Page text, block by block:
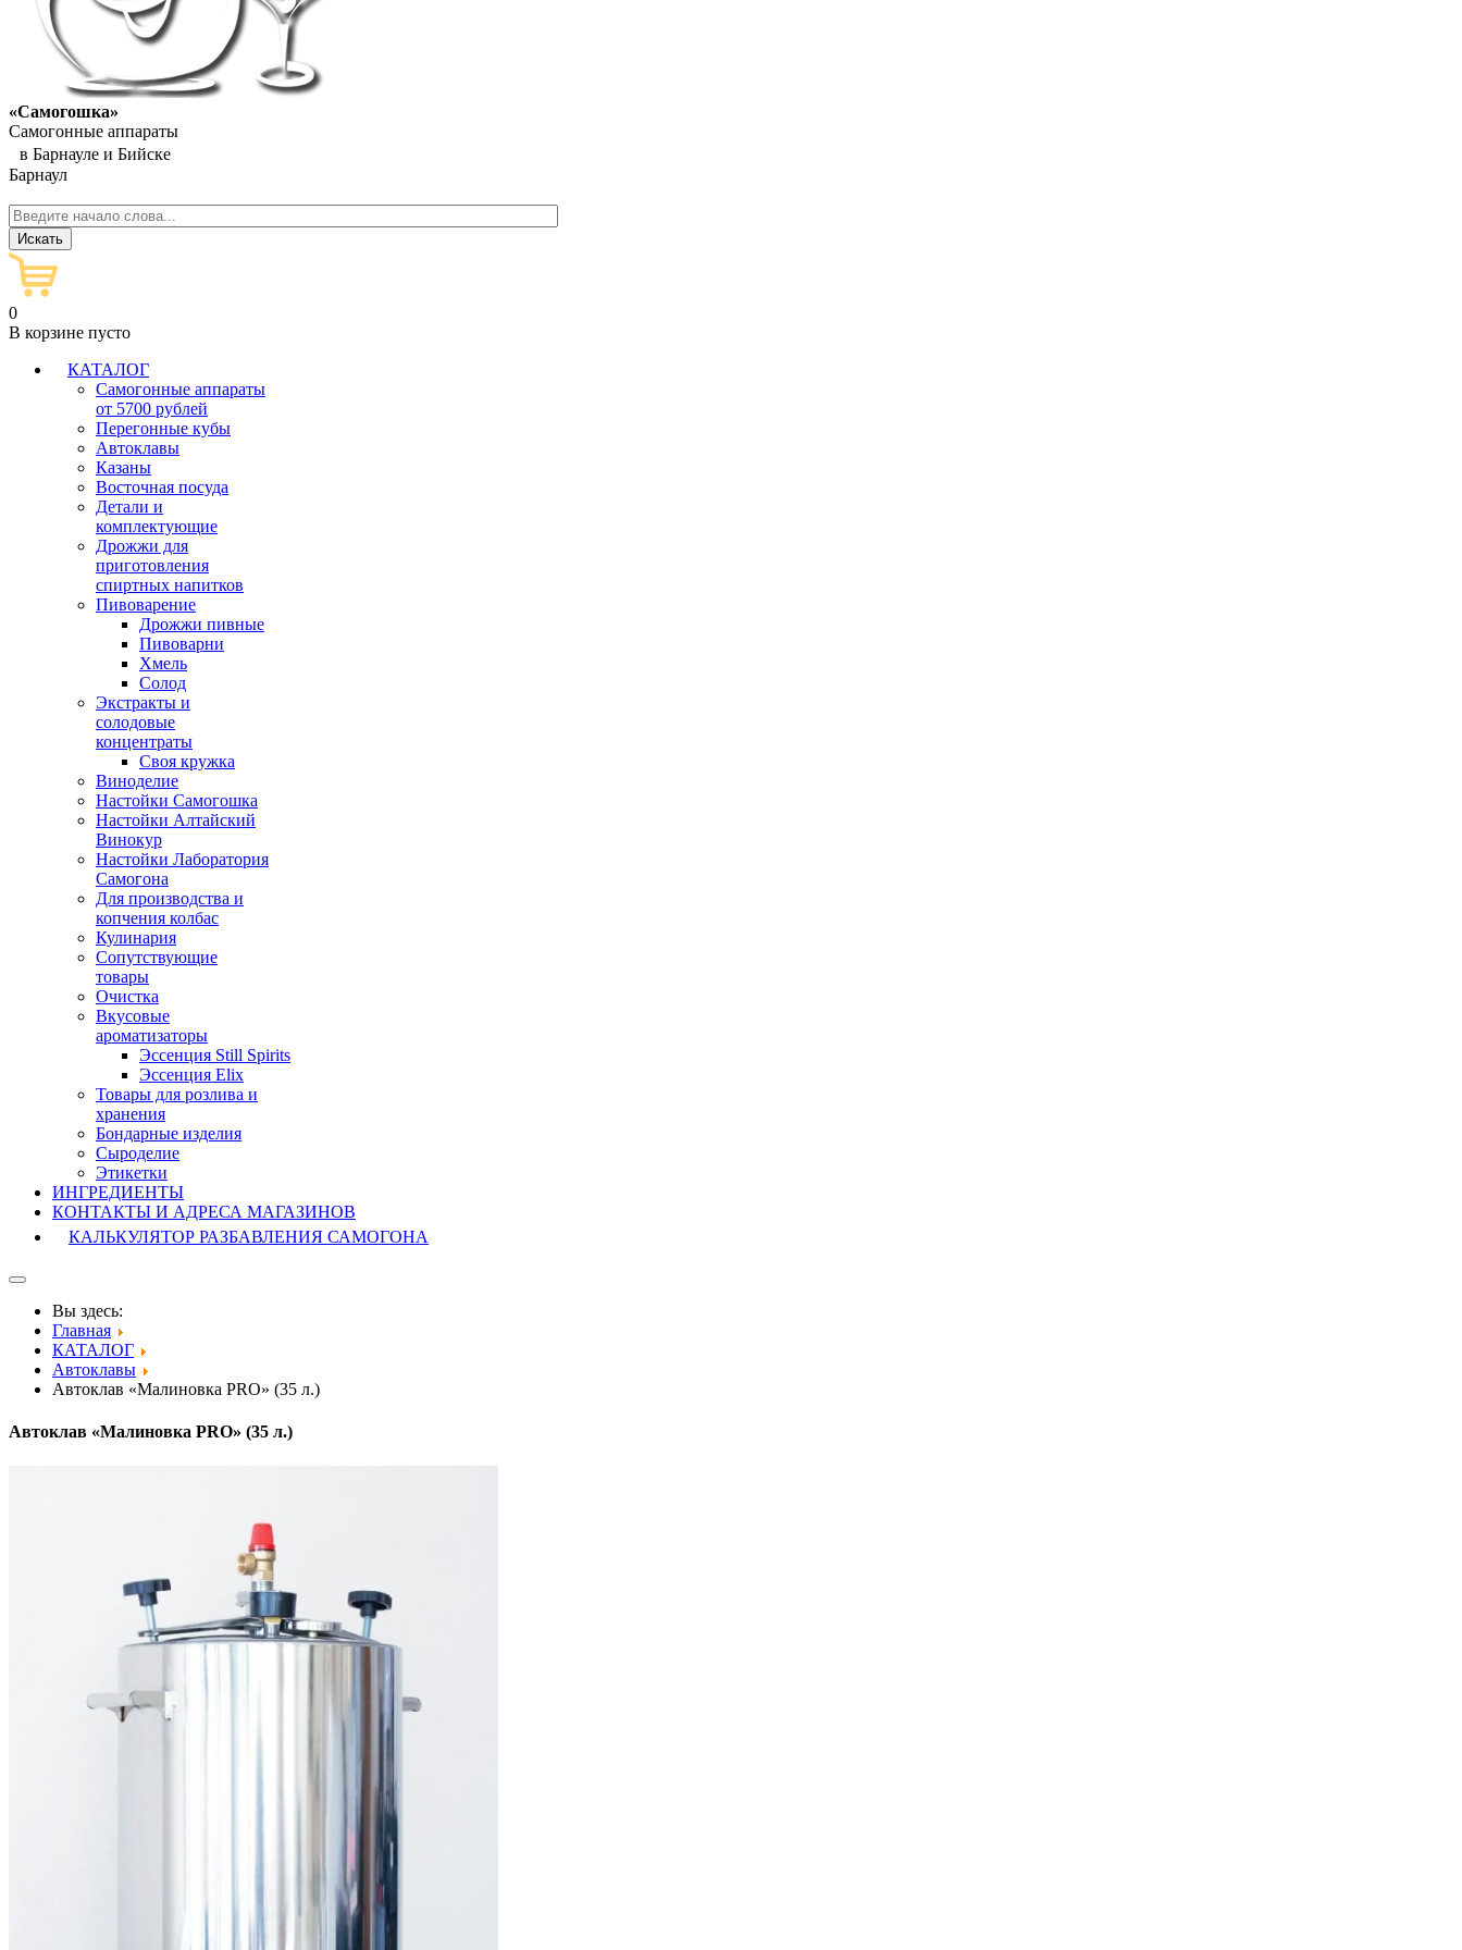
«Самогошка»
Самогонные аппараты
в Барнауле и Бийске
Барнаул
0
В корзине пусто
КАТАЛОГ
Самогонные аппараты
от 5700 рублей
Перегонные кубы
Автоклавы
Казаны
Восточная посуда
Детали и
комплектующие
Дрожжи для
приготовления
спиртных напитков
Пивоварение
Дрожжи пивные
Пивоварни
Хмель
Солод
Экстракты и
солодовые
концентраты
Своя кружка
Виноделие
Настойки Самогошка
Настойки Алтайский
Винокур
Настойки Лаборатория
Самогона
Для производства и
копчения колбас
Кулинария
Сопутствующие
товары
Очистка
Вкусовые
ароматизаторы
Эссенция Still Spirits
Эссенция Elix
Товары для розлива и
хранения
Бондарные изделия
Cыроделие
Этикетки
ИНГРЕДИЕНТЫ
КОНТАКТЫ И АДРЕСА МАГАЗИНОВ
КАЛЬКУЛЯТОР РАЗБАВЛЕНИЯ САМОГОНА
Вы здесь:
Главная
КАТАЛОГ
Автоклавы
Автоклав «Малиновка PRO» (35 л.)
Автоклав «Малиновка PRO» (35 л.)